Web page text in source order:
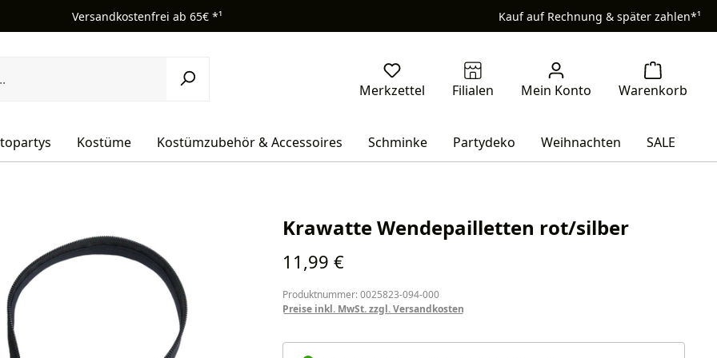
Versandkostenfrei ab 65€ *¹ Kauf auf Rechnung & später zahlen*¹
Kostüme Kostümzubehör & Accessoires Schminke Partydeko Weihnachten SALE
Krawatte Wendepailletten rot/silber
Regulärer Preis:
11,99 €
Produktnummer: 0025823-094-000
Preise inkl. MwSt. zzgl. Versandkosten